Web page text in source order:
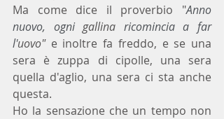
Ma come dice il proverbio "Anno
nuovo, ogni gallina ricomincia a far
l'uovo" e inoltre fa freddo, e se una
sera è zuppa di cipolle, una sera
quella d'aglio, una sera ci sta anche
questa.
Ho la sensazione che un tempo non